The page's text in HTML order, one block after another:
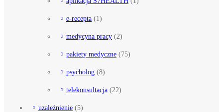
e-recepta (1)
medycyna pracy (2)
pakiety medyczne (75)
psycholog (8)
telekonsultacja (22)
uzależnienie (5)